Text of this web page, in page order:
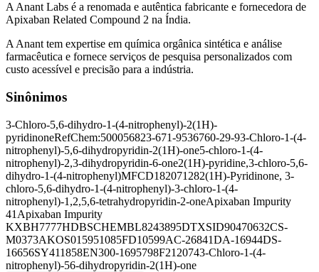
A Anant Labs é a renomada e autêntica fabricante e fornecedora de
Apixaban Related Compound 2 na Índia.
A Anant tem expertise em química orgânica sintética e análise
farmacêutica e fornece serviços de pesquisa personalizados com
custo acessível e precisão para a indústria.
Sinônimos
3-Chloro-5,6-dihydro-1-(4-nitrophenyl)-2(1H)-
pyridinoneRefChem:500056823-671-9536760-29-93-Chloro-1-(4-
nitrophenyl)-5,6-dihydropyridin-2(1H)-one5-chloro-1-(4-
nitrophenyl)-2,3-dihydropyridin-6-one2(1H)-pyridine,3-chloro-5,6-
dihydro-1-(4-nitrophenyl)MFCD182071282(1H)-Pyridinone, 3-
chloro-5,6-dihydro-1-(4-nitrophenyl)-3-chloro-1-(4-
nitrophenyl)-1,2,5,6-tetrahydropyridin-2-oneApixaban Impurity
41 Apixaban Impurity
KXBH7777HDBSCHEMBL8243895DTXSID90470632CS-
M0373AKOS015951085FD10599AC-26841DA-16944DS-
16656SY411858EN300-1695798F2120743-Chloro-1-(4-
nitrophenyl)-56-dihydropyridin-2(1H)-one